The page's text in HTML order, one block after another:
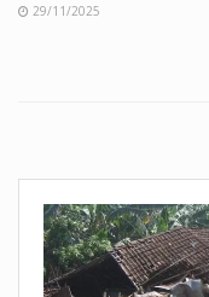
29/11/2025